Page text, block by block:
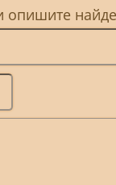
опишите